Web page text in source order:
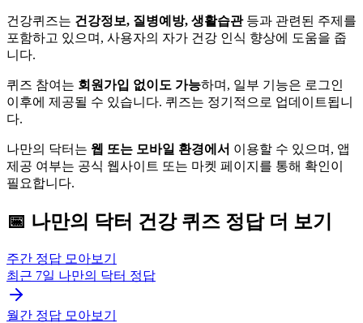
건강퀴즈는 건강정보, 질병예방, 생활습관등과 관련된 주제를
포함하고 있으며, 사용자의 자가 건강 인식 향상에 도움을 줍
니다.
퀴즈 참여는 회원가입 없이도 가능하며, 일부 기능은 로그인
이후에 제공될 수 있습니다. 퀴즈는 정기적으로 업데이트됩니
다.
나만의 닥터는 웹 또는 모바일 환경에서 이용할 수 있으며, 앱
제공 여부는 공식 웹사이트 또는 마켓 페이지를 통해 확인이
필요합니다.
📅 나만의 닥터 건강 퀴즈 정답 더 보기
주간 정답 모아보기
최근 7일 나만의 닥터 정답
월간 정답 모아보기